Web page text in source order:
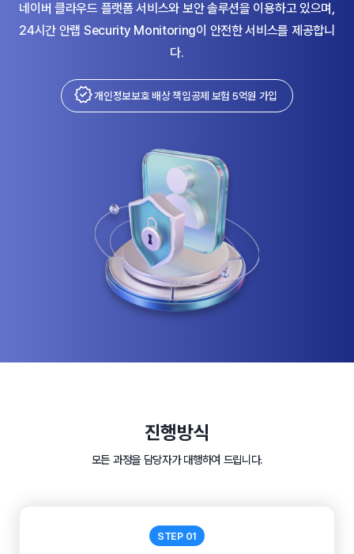
네이버 클라우드 플랫폼 서비스와 보안 솔루션을 이용하고 있으며,
24시간 안랩 Security Monitoring이 안전한 서비스를 제공합니
다.
개인정보보호 배상 책임공제 보험 5억원 가입
진행방식
모든 과정을 담당자가 대행하여 드립니다.
STEP 01